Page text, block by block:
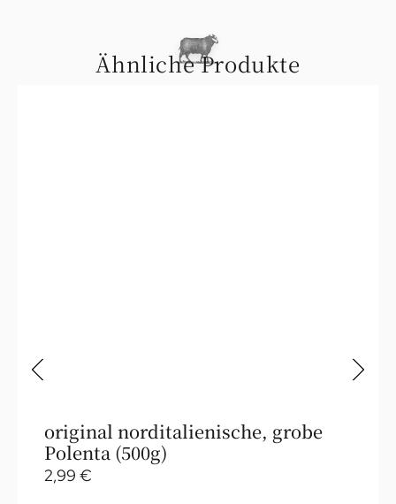
Ähnliche Produkte
original norditalienische, grobe
Polenta (500g)
2,99 €